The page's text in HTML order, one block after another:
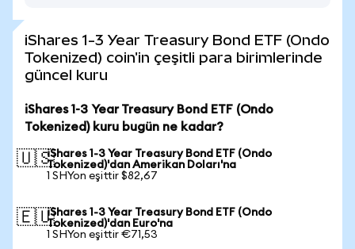
iShares 1-3 Year Treasury Bond ETF (Ondo
Tokenized) coin'in çeşitli para birimlerinde
güncel kuru
iShares 1-3 Year Treasury Bond ETF (Ondo
Tokenized) kuru bugün ne kadar?
🇺🇸iShares 1-3 Year Treasury Bond ETF (Ondo
Tokenized)'dan Amerikan Doları'na
1 SHYon eşittir $82,67
🇪🇺iShares 1-3 Year Treasury Bond ETF (Ondo
Tokenized)'dan Euro'na
1 SHYon eşittir €71,53